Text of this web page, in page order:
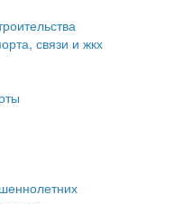
ранее учтенных
малого и
малого и
связи и жкх